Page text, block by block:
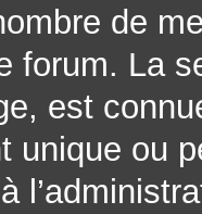
de
forum. La
est
unique ou